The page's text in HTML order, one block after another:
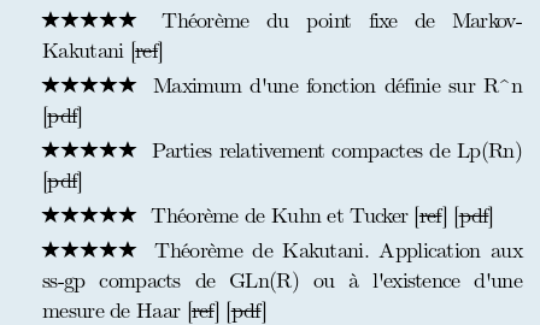
Théorème du point fixe de Markov-
Kakutani [ref]
Maximum d'une fonction définie sur R^n
[pdf]
Parties relativement compactes de Lp(Rn)
[pdf]
Théorème de Kuhn et Tucker [ref] [pdf]
Théorème de Kakutani. Application aux
ss-gp compacts de GLn(R) ou à l'existence d'une
mesure de Haar [ref] [pdf]